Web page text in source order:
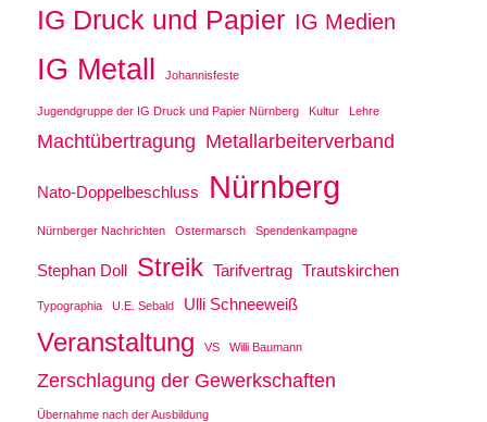
IG Druck und Papier IG Medien
IG Metall Johannisfeste
Jugendgruppe der IG Druck und Papier Nürnberg Kultur Lehre
Machtübertragung Metallarbeiterverband
Nato-Doppelbeschluss Nürnberg
Nürnberger Nachrichten Ostermarsch Spendenkampagne
Stephan Doll Streik Tarifvertrag Trautskirchen
Typographia U.E. Sebald Ulli Schneeweiß
Veranstaltung VS Willi Baumann
Zerschlagung der Gewerkschaften
Übernahme nach der Ausbildung